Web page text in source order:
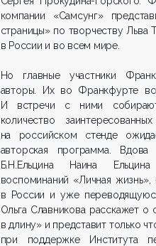
компании «Самсунг»
страницы» по творчеству Льва
в России и во всем мире.
Но главные участники
авторы. Их во Франкфурте
И встречи с ними
количество
на российском стенде
авторская программа.
Б.Н.Ельцина Наина
воспоминаний «Личная
в России и уже
Ольга Славникова расскажет
в длину» и представит только
при поддержке Института